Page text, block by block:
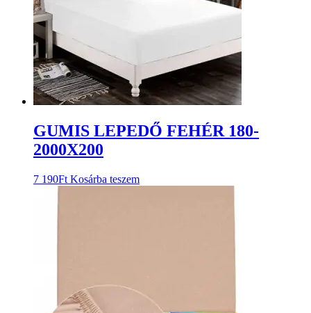
GUMIS LEPEDŐ FEHÉR 180-
2000X200
7 190Ft Kosárba teszem